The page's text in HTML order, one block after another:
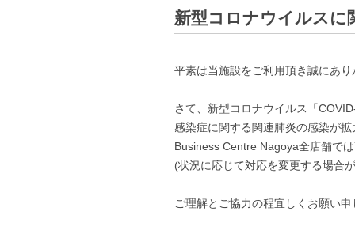
新型コロナウイルスに
平素は当施設をご利用頂き誠にあ
さて、新型コロナウイルス「
感染症に関する関連肺炎の感染が
Business Centre Nagoya全店舗で
(状況に応じて対応を変更する場合
ご理解とご協力の程宜しくお願い